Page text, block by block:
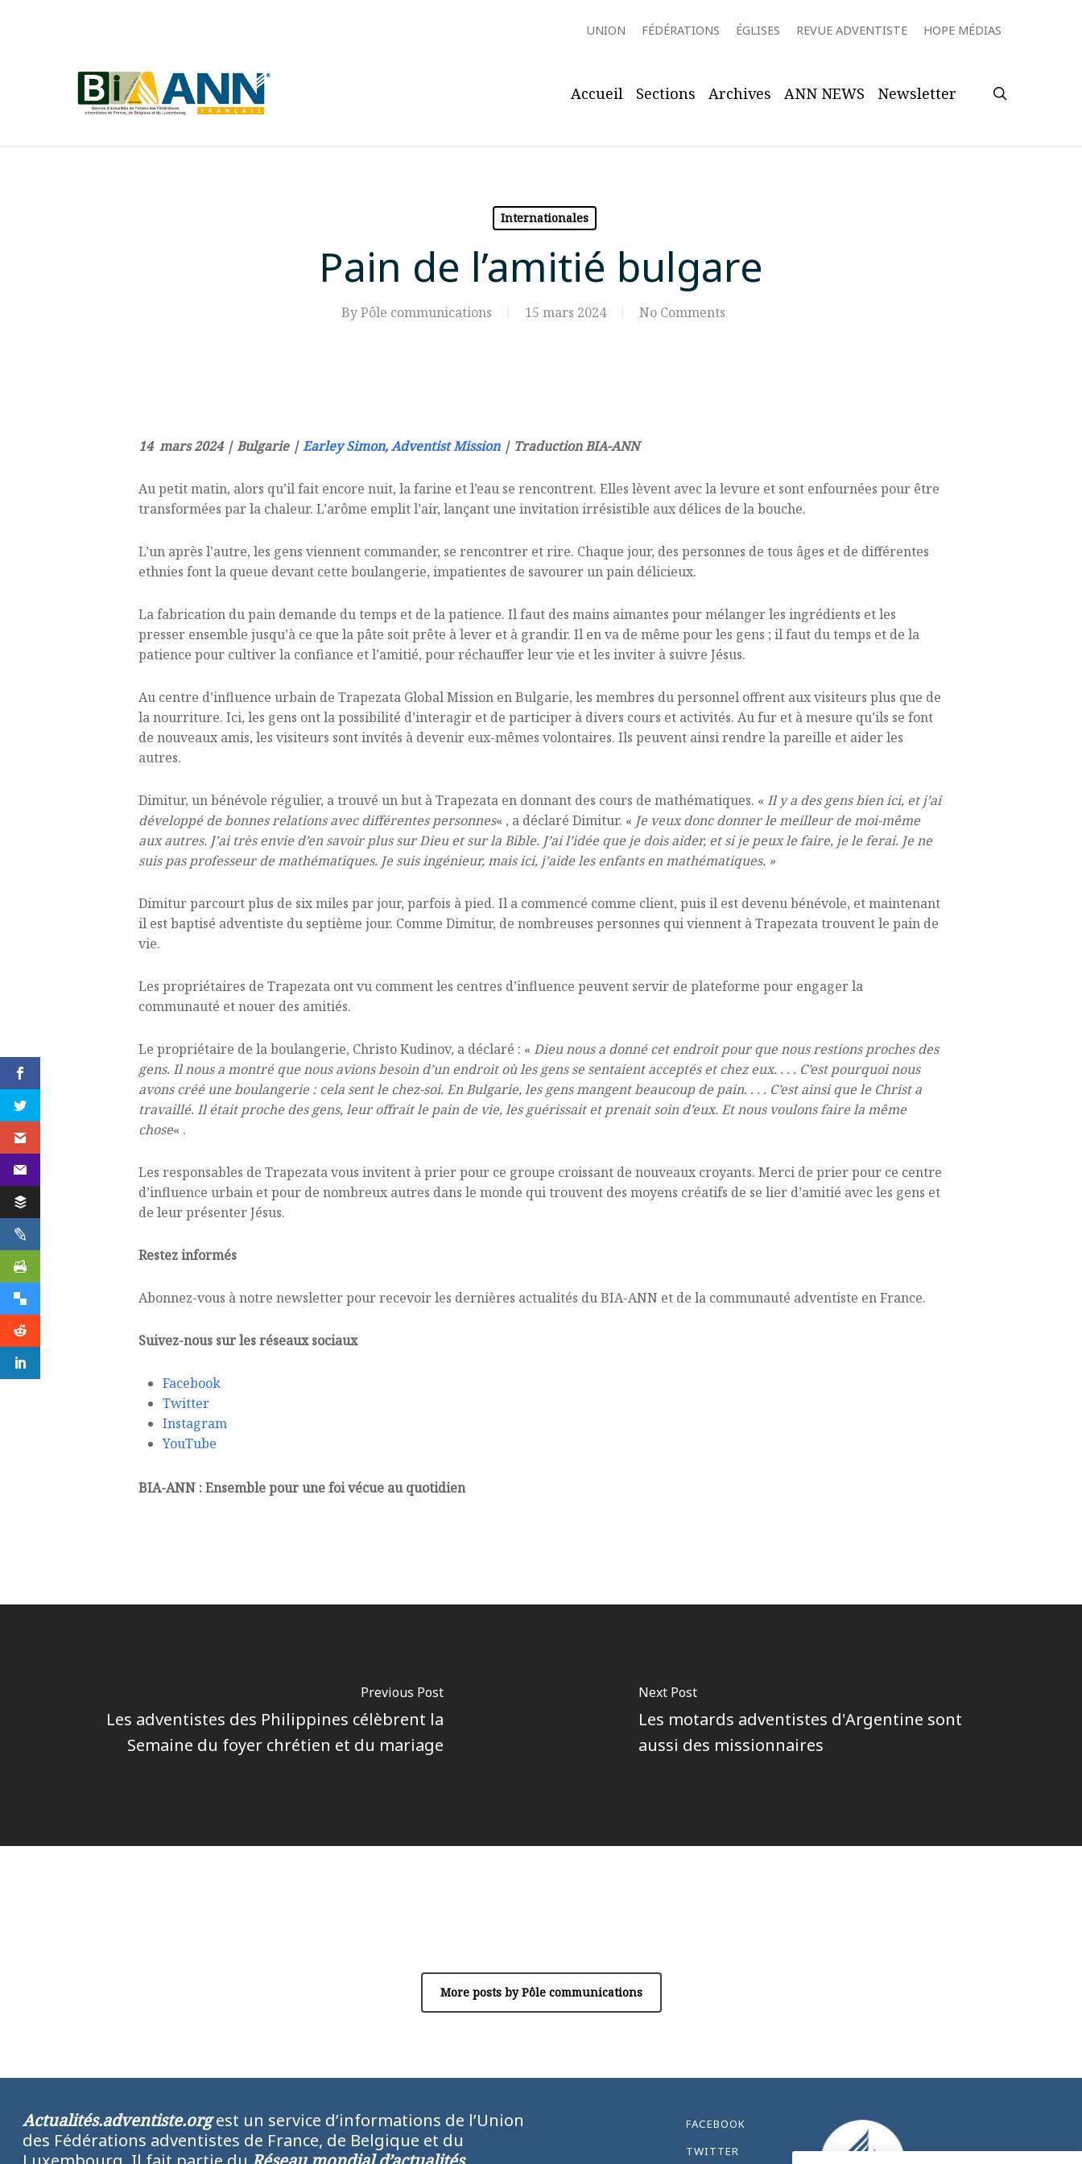
UNION FÉDÉRATIONS ÉGLISES REVUE ADVENTISTE HOPE MÉDIAS
Accueil Sections Archives ANN NEWS Newsletter
Internationales
Pain de l’amitié bulgare
By Pôle communications 15 mars 2024 No Comments
14 mars 2024 | Bulgarie |Earley Simon, Adventist Mission | Traduction BIA-ANN
Au petit matin, alors qu’il fait encore nuit, la farine et l’eau se rencontrent. Elles lèvent avec la levure et sont enfournées pour être
transformées par la chaleur. L’arôme emplit l’air, lançant une invitation irrésistible aux délices de la bouche.
L’un après l’autre, les gens viennent commander, se rencontrer et rire. Chaque jour, des personnes de tous âges et de différentes
ethnies font la queue devant cette boulangerie, impatientes de savourer un pain délicieux.
La fabrication du pain demande du temps et de la patience. Il faut des mains aimantes pour mélanger les ingrédients et les
presser ensemble jusqu’à ce que la pâte soit prête à lever et à grandir. Il en va de même pour les gens ; il faut du temps et de la
patience pour cultiver la confiance et l’amitié, pour réchauffer leur vie et les inviter à suivre Jésus.
Au centre d’influence urbain de Trapezata Global Mission en Bulgarie, les membres du personnel offrent aux visiteurs plus que de
la nourriture. Ici, les gens ont la possibilité d’interagir et de participer à divers cours et activités. Au fur et à mesure qu’ils se font
de nouveaux amis, les visiteurs sont invités à devenir eux-mêmes volontaires. Ils peuvent ainsi rendre la pareille et aider les
autres.
Dimitur, un bénévole régulier, a trouvé un but à Trapezata en donnant des cours de mathématiques. « Il y a des gens bien ici, et j’ai
développé de bonnes relations avec différentes personnes« , a déclaré Dimitur. « Je veux donc donner le meilleur de moi-même
aux autres. J’ai très envie d’en savoir plus sur Dieu et sur la Bible. J’ai l’idée que je dois aider, et si je peux le faire, je le ferai. Je ne
suis pas professeur de mathématiques. Je suis ingénieur, mais ici, j’aide les enfants en mathématiques. »
Dimitur parcourt plus de six miles par jour, parfois à pied. Il a commencé comme client, puis il est devenu bénévole, et maintenant
il est baptisé adventiste du septième jour. Comme Dimitur, de nombreuses personnes qui viennent à Trapezata trouvent le pain de
vie.
Les propriétaires de Trapezata ont vu comment les centres d’influence peuvent servir de plateforme pour engager la
communauté et nouer des amitiés.
Le propriétaire de la boulangerie, Christo Kudinov, a déclaré : « Dieu nous a donné cet endroit pour que nous restions proches des
gens. Il nous a montré que nous avions besoin d’un endroit où les gens se sentaient acceptés et chez eux. . . . C’est pourquoi nous
avons créé une boulangerie : cela sent le chez-soi. En Bulgarie, les gens mangent beaucoup de pain. . . . C’est ainsi que le Christ a
travaillé. Il était proche des gens, leur offrait le pain de vie, les guérissait et prenait soin d’eux. Et nous voulons faire la même
chose« .
Les responsables de Trapezata vous invitent à prier pour ce groupe croissant de nouveaux croyants. Merci de prier pour ce centre
d’influence urbain et pour de nombreux autres dans le monde qui trouvent des moyens créatifs de se lier d’amitié avec les gens et
de leur présenter Jésus.
Restez informés
Abonnez-vous à notre newsletter pour recevoir les dernières actualités du BIA-ANN et de la communauté adventiste en France.
Suivez-nous sur les réseaux sociaux
Facebook
Twitter
Instagram
YouTube
BIA-ANN : Ensemble pour une foi vécue au quotidien
Previous Post
Les adventistes des Philippines célèbrent la
Semaine du foyer chrétien et du mariage
Next Post
Les motards adventistes d'Argentine sont
aussi des missionnaires
More posts by Pôle communications
Actualités.adventiste.orgest un service d’informations de l’Union
des Fédérations adventistes de France, de Belgique et du
FACEBOOK
TWITTER